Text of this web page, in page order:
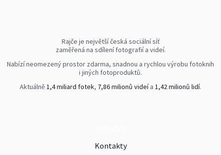
Rajče je největší česká sociální síť
zaměřená na sdílení fotografií a videí.
Nabízí neomezený prostor zdarma, snadnou a rychlou výrobu fotoknih
i jiných fotoproduktů.
Aktuálně1,4 miliard fotek, 7,86 milionů videía 1,42 milionů lidí.
Kontakty